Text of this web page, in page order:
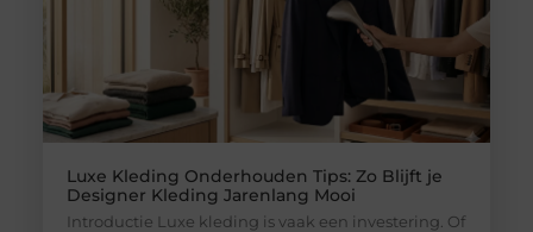
Luxe Kleding Onderhouden Tips: Zo Blijft je
Designer Kleding Jarenlang Mooi
Introductie Luxe kleding is vaak een investering. Of